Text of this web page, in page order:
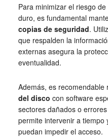
Para minimizar el riesgo
duro, es fundamental
copias de seguridad.
que respalden la
externas asegura la
eventualidad.
Además, es recomendable
del disco con software
sectores dañados o
permite intervenir a tiempo
puedan impedir el acceso.